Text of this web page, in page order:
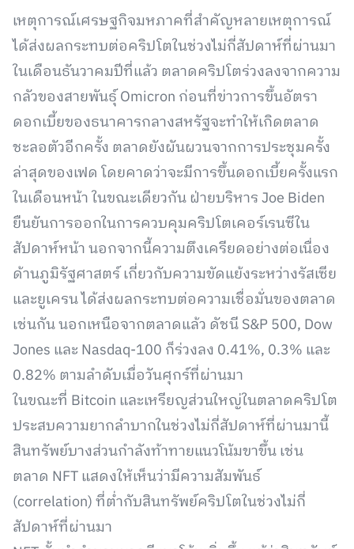
เหตุการณ์เศรษฐกิจมหภาคที่สำคัญหลายเหตุการณ์
ได้ส่งผลกระทบต่อคริปโตในช่วงไม่กี่สัปดาห์ที่ผ่านมา
ในเดือนธันวาคมปีที่แล้ว ตลาดคริปโตร่วงลงจากความ
กลัวของสายพันธุ์ Omicron ก่อนที่ข่าวการขึ้นอัตรา
ดอกเบี้ยของธนาคารกลางสหรัฐจะทำให้เกิดตลาด
ชะลอตัวอีกครั้ง ตลาดยังผันผวนจากการประชุมครั้ง
ล่าสุดของเฟด โดยคาดว่าจะมีการขึ้นดอกเบี้ยครั้งแรก
ในเดือนหน้า ในขณะเดียวกัน ฝ่ายบริหาร Joe Biden
ยืนยันการออกในการควบคุมคริปโตเคอร์เรนซีใน
สัปดาห์หน้า นอกจากนี้ความตึงเครียดอย่างต่อเนื่อง
ด้านภูมิรัฐศาสตร์ เกี่ยวกับความขัดแย้งระหว่างรัสเซีย
และยูเครน ได้ส่งผลกระทบต่อความเชื่อมั่นของตลาด
เช่นกัน นอกเหนือจากตลาดแล้ว ดัชนี S&P 500, Dow
Jones และ Nasdaq-100 ก็ร่วงลง 0.41%, 0.3% และ
0.82% ตามลำดับเมื่อวันศุกร์ที่ผ่านมา
ในขณะที่ Bitcoin และเหรียญส่วนใหญ่ในตลาดคริปโต
ประสบความยากลำบากในช่วงไม่กี่สัปดาห์ที่ผ่านมานี้
สินทรัพย์บางส่วนกำลังท้าทายแนวโน้มขาขึ้น เช่น
ตลาด NFT แสดงให้เห็นว่ามีความสัมพันธ์
(correlation) ที่ต่ำกับสินทรัพย์คริปโตในช่วงไม่กี่
สัปดาห์ที่ผ่านมา